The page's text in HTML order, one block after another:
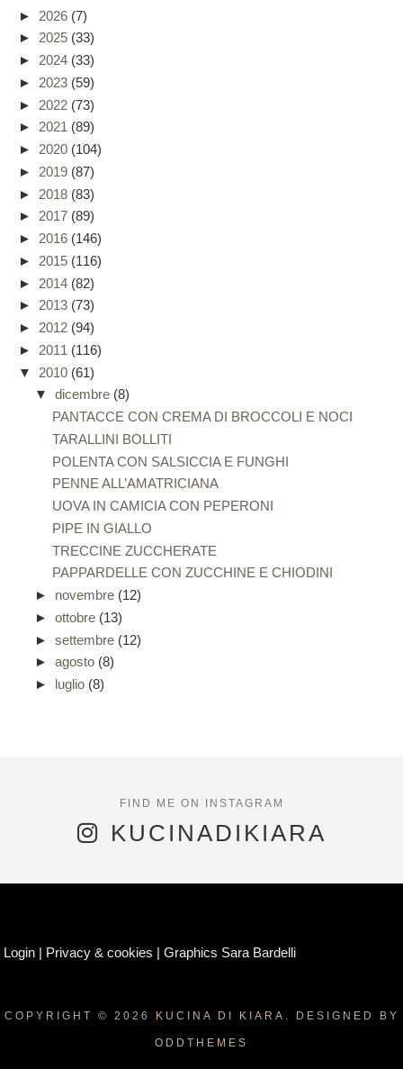
► 2026 (7)
► 2025 (33)
► 2024 (33)
► 2023 (59)
► 2022 (73)
► 2021 (89)
► 2020 (104)
► 2019 (87)
► 2018 (83)
► 2017 (89)
► 2016 (146)
► 2015 (116)
► 2014 (82)
► 2013 (73)
► 2012 (94)
► 2011 (116)
▼ 2010 (61)
▼ dicembre (8)
PANTACCE CON CREMA DI BROCCOLI E NOCI
TARALLINI BOLLITI
POLENTA CON SALSICCIA E FUNGHI
PENNE ALL’AMATRICIANA
UOVA IN CAMICIA CON PEPERONI
PIPE IN GIALLO
TRECCINE ZUCCHERATE
PAPPARDELLE CON ZUCCHINE E CHIODINI
► novembre (12)
► ottobre (13)
► settembre (12)
► agosto (8)
► luglio (8)
KUCINADIKIARA
Login Privacy & cookies |Graphics Sara Bardelli
COPYRIGHT © 2026 KUCINA DI KIARA. DESIGNED BY
ODDTHEMES